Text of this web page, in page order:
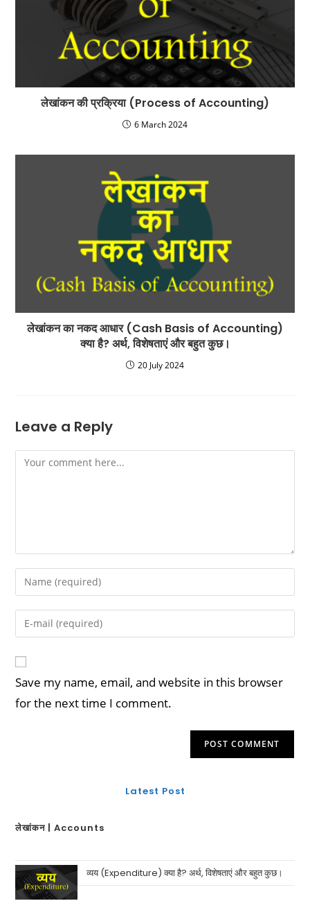
लेखांकन की प्रक्रिया (Process of Accounting)
6 March 2024
लेखांकन का नकद आधार (Cash Basis of Accounting)
क्या है? अर्थ, विशेषताएं और बहुत कुछ।
20 July 2024
Leave a Reply
Save my name, email, and website in this browser
for the next time I comment.
Latest Post
लेखांकन | Accounts
व्यय (Expenditure) क्या है? अर्थ, विशेषताएं और बहुत कुछ।